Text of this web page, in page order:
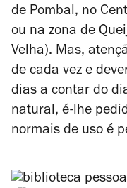
de Pombal, no
ou na zona de
Velha). Mas,
de cada vez e
dias a contar do
natural, é-lhe
normais de uso é